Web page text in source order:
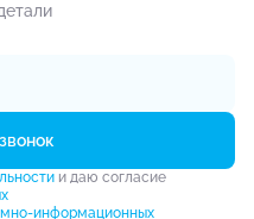
и даю согласие
информационных